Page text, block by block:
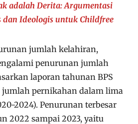
adalah Derita: Argumentasi
dan Ideologis untuk Childfree
jumlah kelahiran,
penurunan jumlah
laporan tahunan BPS
pernikahan dalam lima
2024). Penurunan terbesar
2022 sampai 2023, yaitu